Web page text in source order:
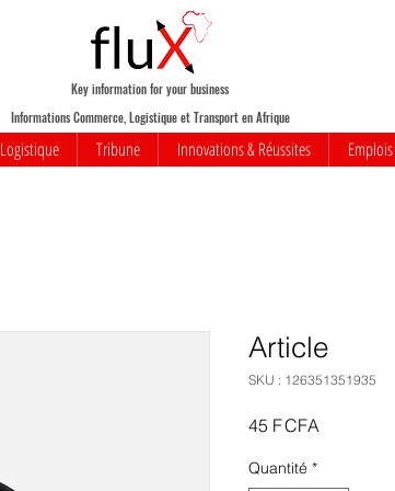
Informations Commerce, Logistique et Transport en Afrique
Logistique Tribune Innovations & Réussites
Key information for your business
Article
SKU : 126351351935
45 F CFA
Quantité *